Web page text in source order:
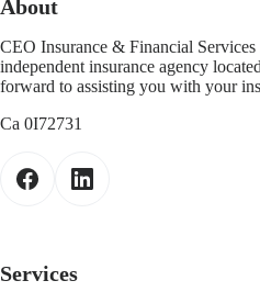
About
CEO Insurance & Financial Services
independent insurance agency
forward to assisting you with your
Ca 0I72731
Services